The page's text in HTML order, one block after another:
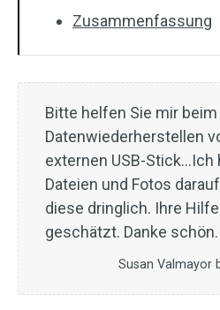
Zusammenfassung
Bitte helfen Sie mir beim
Datenwiederherstellen
externen USB-Stick…Ich
Dateien und Fotos
diese dringlich. Ihre
geschätzt. Danke schön.
Susan Valmayor